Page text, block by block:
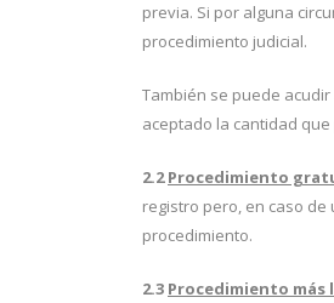
previa. Si por alguna
procedimiento judicial.
También se puede
aceptado la cantidad
2.2Procedimiento
registro pero, en caso
procedimiento.
2.3 Procedimiento más